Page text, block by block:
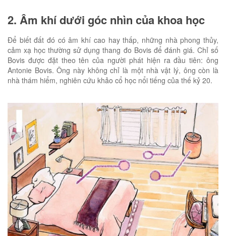
2. Âm khí dưới góc nhìn của khoa học
Để biết đất đó có âm khí cao hay thấp, những nhà phong thủy,
cảm xạ học thường sử dụng thang đo Bovis để đánh giá. Chỉ số
Bovis được đặt theo tên của người phát hiện ra đầu tiên: ông
Antonie Bovis. Ông này không chỉ là một nhà vật lý, ông còn là
nhà thám hiểm, nghiên cứu khảo cổ học nổi tiếng của thế kỷ 20.